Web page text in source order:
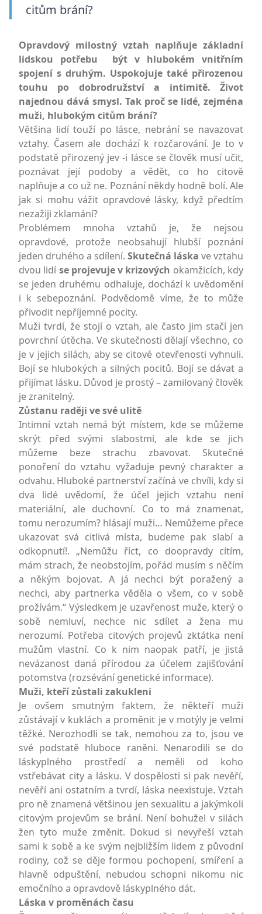
citům brání?
Opravdový milostný vztah naplňuje základní
lidskou potřebu být v hlubokém vnitřním
spojení s druhým. Uspokojuje také přirozenou
touhu po dobrodružství a intimitě. Život
najednou dává smysl. Tak proč se lidé, zejména
muži, hlubokým citům brání?
Většina lidí touží po lásce, nebrání se navazovat
vztahy. Časem ale dochází k rozčarování. Je to v
podstatě přirozený jev -i lásce se člověk musí učit,
poznávat její podoby a vědět, co ho citově
naplňuje a co už ne. Poznání někdy hodně bolí. Ale
jak si mohu vážit opravdové lásky, když předtím
nezažiji zklamání?
Problémem mnoha vztahů je, že nejsou
opravdové, protože neobsahují hlubší poznání
jeden druhého a sdílení. Skutečná láska ve vztahu
dvou lidí se projevuje v krizových okamžicích, kdy
se jeden druhému odhaluje, dochází k uvědomění
i k sebepoznání. Podvědomě víme, že to může
přivodit nepříjemné pocity.
Muži tvrdí, že stojí o vztah, ale často jim stačí jen
povrchní útěcha. Ve skutečnosti dělají všechno, co
je v jejich silách, aby se citové otevřenosti vyhnuli.
Bojí se hlubokých a silných pocitů. Bojí se dávat a
přijímat lásku. Důvod je prostý – zamilovaný člověk
je zranitelný.
Zůstanu raději ve své ulitě
Intimní vztah nemá být místem, kde se můžeme
skrýt před svými slabostmi, ale kde se jich
můžeme beze strachu zbavovat. Skutečné
ponoření do vztahu vyžaduje pevný charakter a
odvahu. Hluboké partnerství začíná ve chvíli, kdy si
dva lidé uvědomí, že účel jejich vztahu není
materiální, ale duchovní. Co to má znamenat,
tomu nerozumím? hlásají muži… Nemůžeme přece
ukazovat svá citlivá místa, budeme pak slabí a
odkopnutí!. „Nemůžu říct, co doopravdy cítím,
mám strach, že neobstojím, pořád musím s něčím
a někým bojovat. A já nechci být poražený a
nechci, aby partnerka věděla o všem, co v sobě
prožívám.“ Výsledkem je uzavřenost muže, který o
sobě nemluví, nechce nic sdílet a žena mu
nerozumí. Potřeba citových projevů zktátka není
mužům vlastní. Co k nim naopak patří, je jistá
nevázanost daná přírodou za účelem zajišťování
potomstva (rozsévání genetické informace).
Muži, kteří zůstali zakukleni
Je ovšem smutným faktem, že někteří muži
zůstávají v kuklách a proměnit je v motýly je velmi
těžké. Nerozhodli se tak, nemohou za to, jsou ve
své podstatě hluboce raněni. Nenarodili se do
láskyplného prostředí a neměli od koho
vstřebávat city a lásku. V dospělosti si pak nevěří,
nevěří ani ostatním a tvrdí, láska neexistuje. Vztah
pro ně znamená většinou jen sexualitu a jakýmkoli
citovým projevům se brání. Není bohužel v silách
žen tyto muže změnit. Dokud si nevyřeší vztah
sami k sobě a ke svým nejbližším lidem z původní
rodiny, což se děje formou pochopení, smíření a
hlavně odpuštění, nebudou schopni nikomu nic
emočního a opravdově láskyplného dát.
Láska v proměnách času